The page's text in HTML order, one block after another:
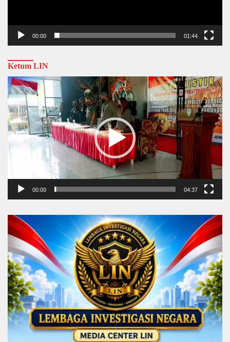
00:00 01:44
Ketum LIN
Video
Player
00:00 04:37